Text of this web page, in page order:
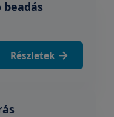
beadás
Részletek